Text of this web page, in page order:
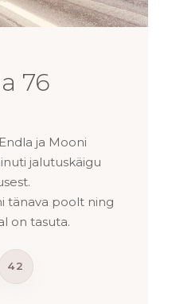
76
ja Mooni
jalutuskäigu
tänava poolt ning
on tasuta.
42